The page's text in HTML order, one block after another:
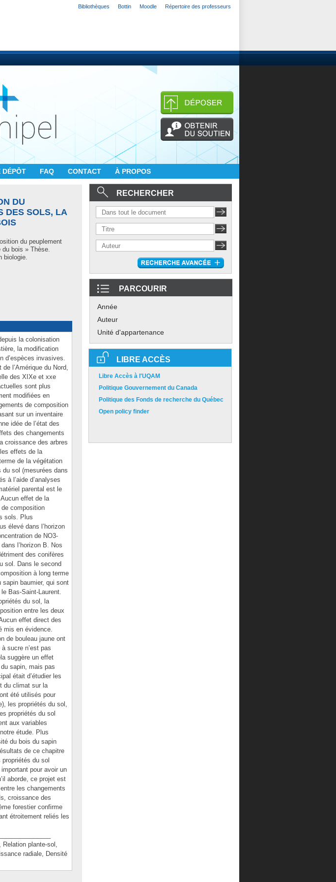
Bibliothèques Bottin Moodle Répertoire des professeurs
DÉPÔT FAQ CONTACT À PROPOS
DU
DES SOLS, LA
du peuplement
bois » Thèse.
biologie.
la colonisation
la modification
d’espèces invasives.
l’Amérique du Nord,
des XIXe et xxe
sont plus
modifiées en
de composition
sur un inventaire
idée de l’état des
des changements
croissance des arbres
effets de la
de la végétation
sol (mesurées dans
à l’aide d’analyses
parental est le
effet de la
composition
sols. Plus
élevé dans l’horizon
de NO3-
l’horizon B. Nos
des conifères
sol. Dans le second
à long terme
sapin baumier, qui sont
Bas-Saint-Laurent.
du sol, la
entre les deux
effet direct des
mis en évidence.
de bouleau jaune ont
sucre n’est pas
suggère un effet
sapin, mais pas
était d’étudier les
du climat sur la
été utilisés pour
les propriétés du sol,
propriétés du sol
aux variables
étude. Plus
du bois du sapin
de ce chapitre
du sol
pour avoir un
aborde, ce projet est
les changements
croissance des
forestier confirme
étroitement reliés les
Relation plante-sol,
radiale, Densité
RECHERCHER
PARCOURIR
Année
Auteur
Unité d'appartenance
LIBRE ACCÈS
Libre Accès à l'UQAM
Politique Gouvernement du Canada
Politique des Fonds de recherche du Québec
Open policy finder